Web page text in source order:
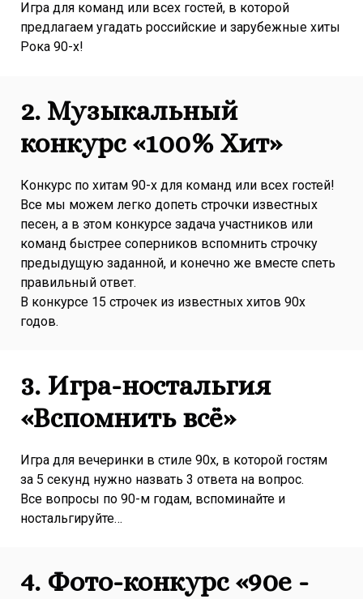
Игра для команд или всех гостей, в которой
предлагаем угадать российские и зарубежные хиты
Рока 90-х!
2. Музыкальный
конкурс «100% Хит»
Конкурс по хитам 90-х для команд или всех гостей!
Все мы можем легко допеть строчки известных
песен, а в этом конкурсе задача участников или
команд быстрее соперников вспомнить строчку
предыдущую заданной, и конечно же вместе спеть
правильный ответ.
В конкурсе 15 строчек из известных хитов 90х
годов.
3. Игра-ностальгия
«Вспомнить всё»
Игра для вечеринки в стиле 90х, в которой гостям
за 5 секунд нужно назвать 3 ответа на вопрос.
Все вопросы по 90-м годам, вспоминайте и
ностальгируйте…
4. Фото-конкурс «90е -